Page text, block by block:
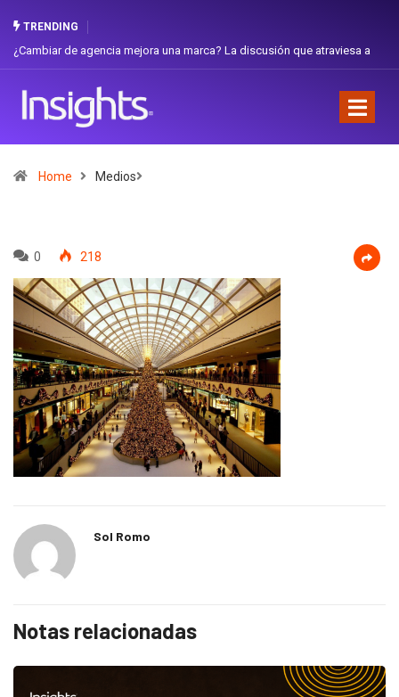
TRENDING
mejora una marca? La discusión que atraviesa a
Gabriela Herrera
Home Medios
0 218
Sol Romo
Notas relacionadas